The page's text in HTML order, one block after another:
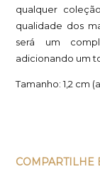
qualquer
qualidade dos
será um
adicionando um
Tamanho: 1,2 cm
COMPARTILHE